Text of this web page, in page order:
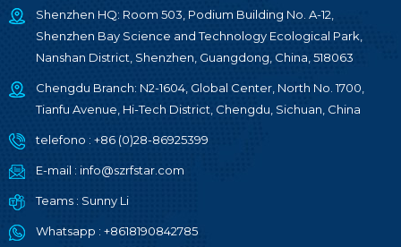
Shenzhen HQ: Room 503, Podium Building No. A-12,
Shenzhen Bay Science and Technology Ecological Park,
Nanshan District, Shenzhen, Guangdong, China, 518063
Chengdu Branch: N2-1604, Global Center, North No. 1700,
Tianfu Avenue, Hi-Tech District, Chengdu, Sichuan, China
telefono : +86 (0)28-86925399
E-mail : info@szrfstar.com
Teams : Sunny Li
Whatsapp : +8618190842785